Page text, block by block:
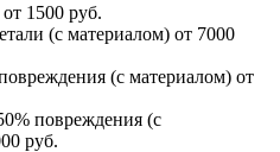
1500 руб.
(с материалом) от 7000
(с материалом) от
повреждения (с
руб.